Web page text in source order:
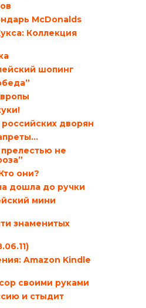
McDonalds
Коллекция
шопинг
дворян
не
они?
дошла до ручки
мини
знаменитых
Amazon Kindle
своими руками
и стыдит